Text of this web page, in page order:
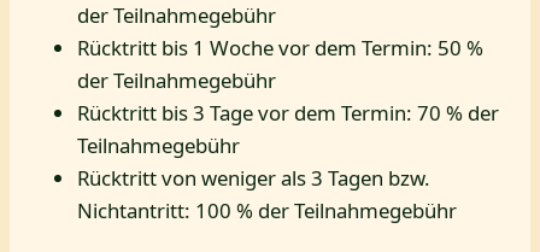
der Teilnahmegebühr
Rücktritt bis 1 Woche vor dem Termin: 50 %
der Teilnahmegebühr
Rücktritt bis 3 Tage vor dem Termin: 70 % der
Teilnahmegebühr
Rücktritt von weniger als 3 Tagen bzw.
Nichtantritt: 100 % der Teilnahmegebühr